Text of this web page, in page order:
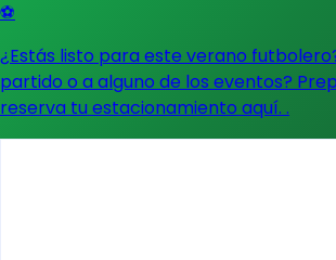
⚽
¿Estás listo para este verano
partido o a alguno de los eventos?
reserva tu estacionamiento aquí. .